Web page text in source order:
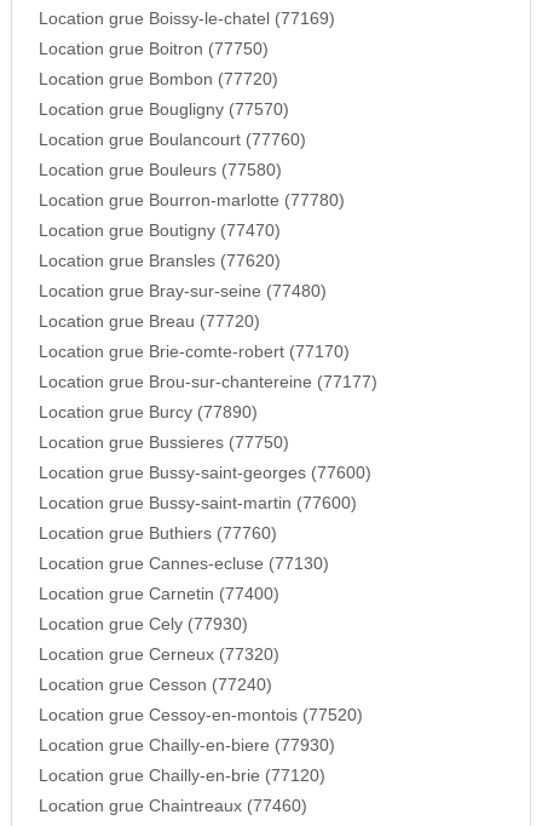
Location grue Boissy-le-chatel (77169)
Location grue Boitron (77750)
Location grue Bombon (77720)
Location grue Bougligny (77570)
Location grue Boulancourt (77760)
Location grue Bouleurs (77580)
Location grue Bourron-marlotte (77780)
Location grue Boutigny (77470)
Location grue Bransles (77620)
Location grue Bray-sur-seine (77480)
Location grue Breau (77720)
Location grue Brie-comte-robert (77170)
Location grue Brou-sur-chantereine (77177)
Location grue Burcy (77890)
Location grue Bussieres (77750)
Location grue Bussy-saint-georges (77600)
Location grue Bussy-saint-martin (77600)
Location grue Buthiers (77760)
Location grue Cannes-ecluse (77130)
Location grue Carnetin (77400)
Location grue Cely (77930)
Location grue Cerneux (77320)
Location grue Cesson (77240)
Location grue Cessoy-en-montois (77520)
Location grue Chailly-en-biere (77930)
Location grue Chailly-en-brie (77120)
Location grue Chaintreaux (77460)